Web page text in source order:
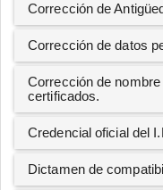
Corrección de
Corrección de datos
Corrección de
certificados.
Credencial oficial del
Dictamen de